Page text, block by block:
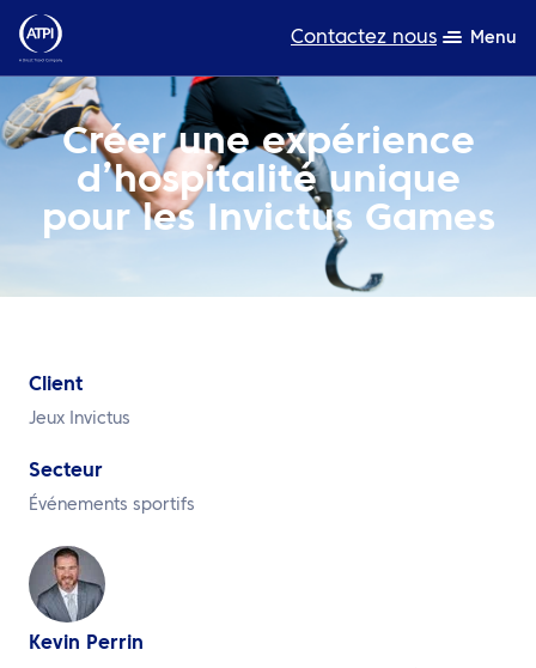
Contactez nous Menu
L’expertise
Ressources
A propos de nous
Produits
Rechercher
Créer une expérience
d’hospitalité unique
pour les Invictus Games
Client
Jeux Invictus
Secteur
Événements sportifs
Kevin Perrin